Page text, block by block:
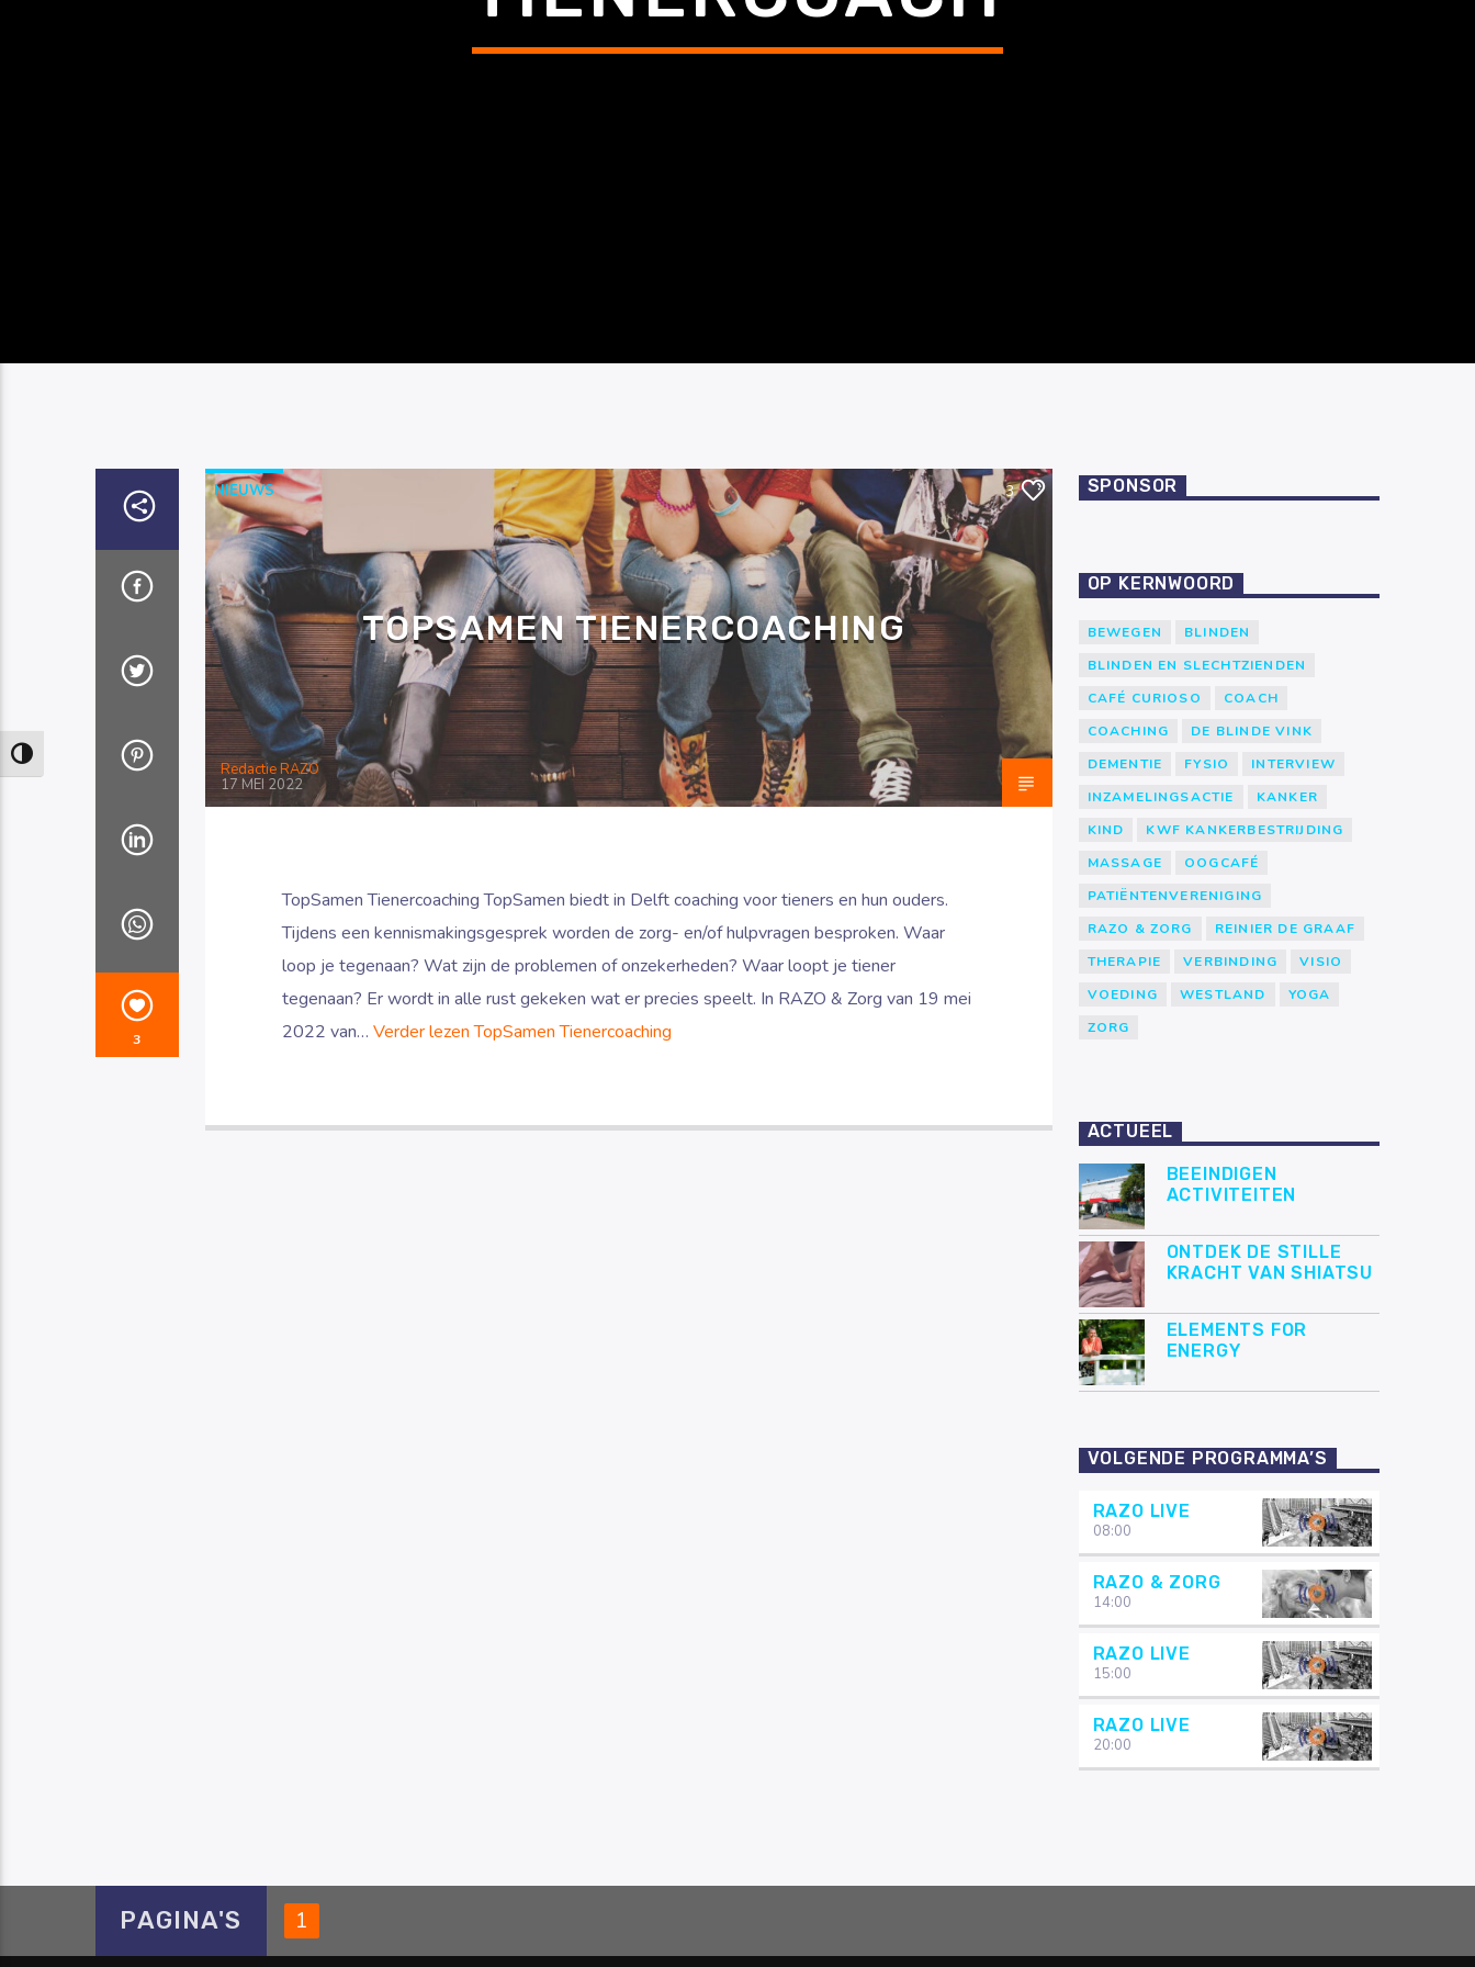
Keuze voor hoog contrast
3
NIEUWS 3
TOPSAMEN TIENERCOACHING
Redactie RAZO
17 MEI 2022
TopSamen Tienercoaching TopSamen biedt in Delft coaching voor tieners en hun ouders.
Tijdens een kennismakingsgesprek worden de zorg- en/of hulpvragen besproken. Waar
loop je tegenaan? Wat zijn de problemen of onzekerheden? Waar loopt je tiener
tegenaan? Er wordt in alle rust gekeken wat er precies speelt. In RAZO & Zorg van 19 mei
2022 van… Verder lezenTopSamen Tienercoaching
SPONSOR
OP KERNWOORD
BEWEGEN
BLINDEN
BLINDEN EN SLECHTZIENDEN
CAFÉ CURIOSO
COACH
COACHING
DE BLINDE VINK
DEMENTIE
FYSIO
INTERVIEW
INZAMELINGSACTIE
KANKER
KIND
KWF KANKERBESTRIJDING
MASSAGE
OOGCAFÉ
PATIËNTENVERENIGING
RAZO & ZORG
REINIER DE GRAAF
THERAPIE
VERBINDING
VISIO
VOEDING
WESTLAND
YOGA
ZORG
ACTUEEL
BEEINDIGEN
ACTIVITEITEN
ONTDEK DE STILLE
KRACHT VAN SHIATSU
ELEMENTS FOR
ENERGY
VOLGENDE PROGRAMMA’S
RAZO LIVE
08:00
RAZO & ZORG
14:00
RAZO LIVE
15:00
RAZO LIVE
20:00
PAGINA'S 1